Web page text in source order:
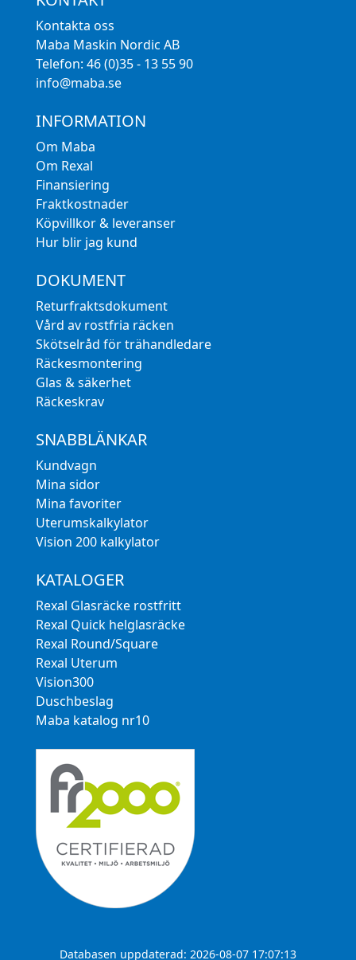
Kontakta oss
Maba Maskin Nordic AB
Telefon: 46 (0)35 - 13 55 90
info@maba.se
INFORMATION
Om Maba
Om Rexal
Finansiering
Fraktkostnader
Köpvillkor & leveranser
Hur blir jag kund
DOKUMENT
Returfraktsdokument
Vård av rostfria räcken
Skötselråd för trähandledare
Räckesmontering
Glas & säkerhet
Räckeskrav
SNABBLÄNKAR
Kundvagn
Mina sidor
Mina favoriter
Uterumskalkylator
Vision 200 kalkylator
KATALOGER
Rexal Glasräcke rostfritt
Rexal Quick helglasräcke
Rexal Round/Square
Rexal Uterum
Vision300
Duschbeslag
Maba katalog nr10
Databasen uppdaterad: 2026-08-07 17:07:13